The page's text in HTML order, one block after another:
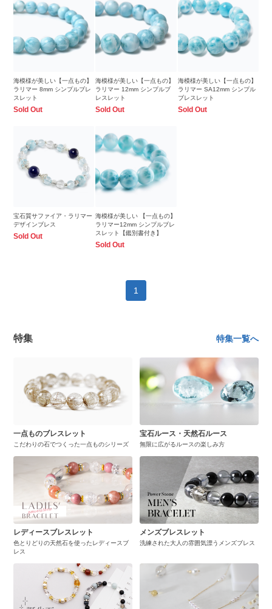
海模様が美しい【一点もの】
ラリマー 8mm シンプルブレ
スレット
Sold Out
海模様が美しい【一点もの】
ラリマー 12mm シンプルブ
レスレット
Sold Out
海模様が美しい【一点もの】
ラリマー SA12mm シンプル
ブレスレット
Sold Out
宝石質サファイア・ラリマー
デザインブレス
Sold Out
海模様が美しい 【一点もの】
ラリマー12mm シンプルブレ
スレット【鑑別書付き】
Sold Out
1
特集 特集一覧へ
一点ものブレスレット
こだわりの石でつくった一点ものシリーズ
宝石ルース・天然石ルース
無限に広がるルースの楽しみ方
レディースブレスレット
色とりどりの天然石を使ったレディースブ
レス
メンズブレスレット
洗練された大人の雰囲気漂うメンズブレス